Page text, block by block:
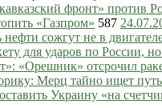
фронт» против
«Газпром» 587
сожгут не в
для ударов по России,
«Орешник» отсрочил
Мерц тайно ищет
Украину «на